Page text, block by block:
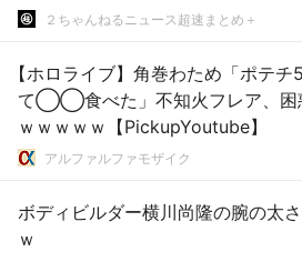
２ちゃんねるニュース超速まとめ＋
【ホロライブ】角巻わため「ポテ
て◯◯食べた」不知火フレア、困
ｗｗｗｗｗ【PickupYoutube】
アルファルファモザイク
ボディビルダー横川尚隆の腕の太
ｗ